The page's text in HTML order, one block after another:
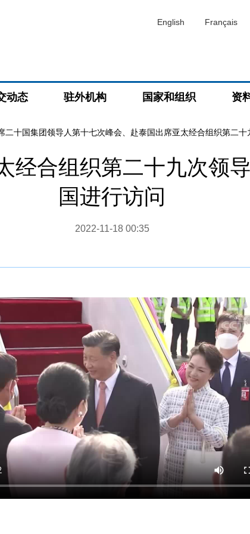
English Français
动态 驻外机构 国家和组织 资
二十国集团领导人第十七次峰会、赴泰国出席亚太经合组织第二
经合组织第二十九次领
国进行访问
2022-11-18 00:35